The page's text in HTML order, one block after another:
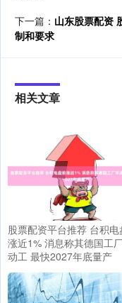
下一篇： 山东股票配资
制和要求
相关文章
股票配资平台推荐 台积电
涨近1% 消息称其德国工
动工 最快2027年底量产